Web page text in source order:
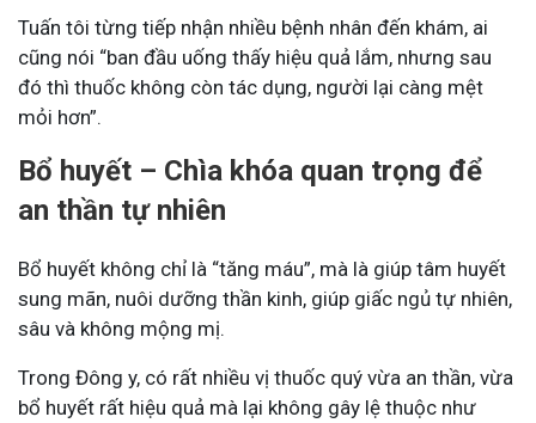
Tuấn tôi từng tiếp nhận nhiều bệnh nhân đến khám, ai
cũng nói “ban đầu uống thấy hiệu quả lắm, nhưng sau
đó thì thuốc không còn tác dụng, người lại càng mệt
mỏi hơn”.
Bổ huyết – Chìa khóa quan trọng để
an thần tự nhiên
Bổ huyết không chỉ là “tăng máu”, mà là giúp tâm huyết
sung mãn, nuôi dưỡng thần kinh, giúp giấc ngủ tự nhiên,
sâu và không mộng mị.
Trong Đông y, có rất nhiều vị thuốc quý vừa an thần, vừa
bổ huyết rất hiệu quả mà lại không gây lệ thuộc như